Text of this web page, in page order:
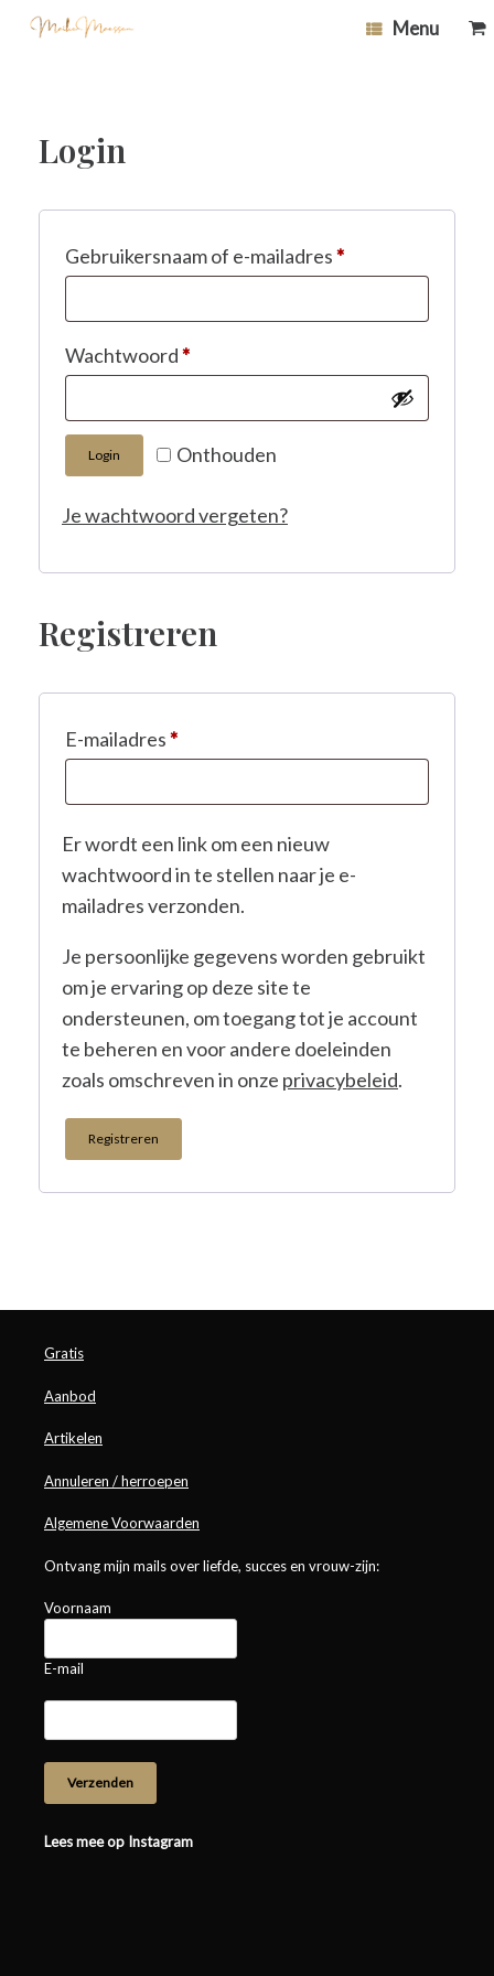
Menu
Login
Gebruikersnaam of e-mailadres*Vereist
Wachtwoord*Vereist
Onthouden
Login
Je wachtwoord vergeten?
Registreren
E-mailadres*Vereist
Er wordt een link om een nieuw
wachtwoord in te stellen naar je e-
mailadres verzonden.
Je persoonlijke gegevens worden gebruikt
om je ervaring op deze site te
ondersteunen, om toegang tot je account
te beheren en voor andere doeleinden
zoals omschreven in onze privacybeleid.
Registreren
Gratis
Aanbod
Artikelen
Annuleren / herroepen
Algemene Voorwaarden
Ontvang mijn mails over liefde, succes en vrouw-zijn:
Voornaam
E-mail
Lees mee op Instagram